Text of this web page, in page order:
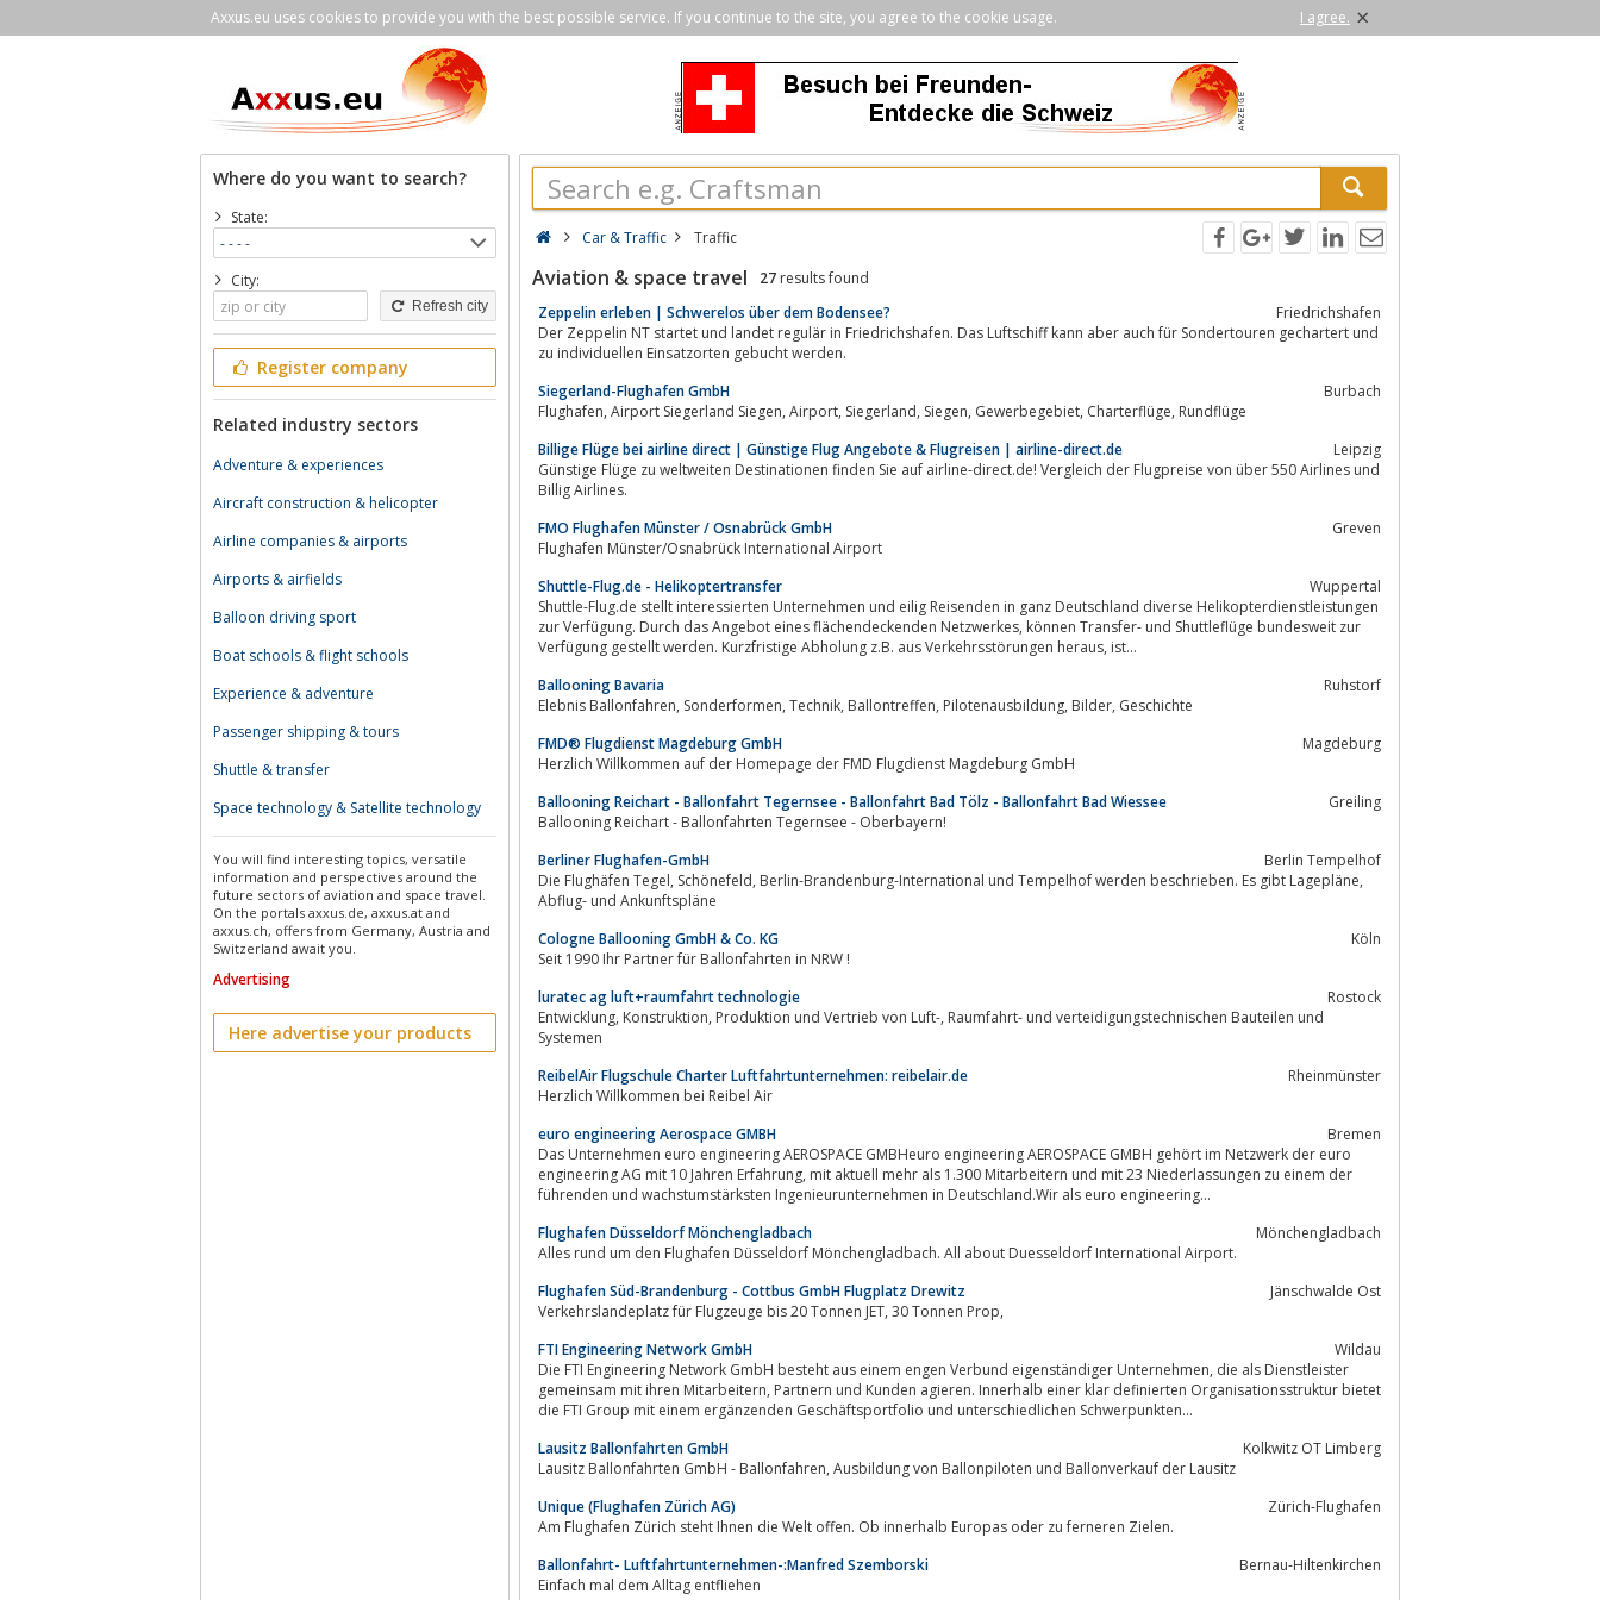
Axxus.eu uses cookies to provide you with the best possible service. If you continue to the site, you agree to the cookie usage. I agree. ×
Where do you want to search?
State:
City:
Refresh city
Register company
Related industry sectors
Adventure & experiences
Aircraft construction & helicopter
Airline companies & airports
Airports & airfields
Balloon driving sport
Boat schools & flight schools
Experience & adventure
Passenger shipping & tours
Shuttle & transfer
Space technology & Satellite technology
You will find interesting topics, versatile
information and perspectives around the
future sectors of aviation and space travel.
On the portals axxus.de, axxus.at and
axxus.ch, offers from Germany, Austria and
Switzerland await you.
Advertising
Here advertise your products
Car & Traffic Traffic
Aviation & space travel 27 results found
Zeppelin erleben | Schwerelos über dem Bodensee?
Friedrichshafen
Der Zeppelin NT startet und landet regulär in Friedrichshafen. Das Luftschiff kann aber auch für Sondertouren gechartert und
zu individuellen Einsatzorten gebucht werden.
Siegerland-Flughafen GmbH
Burbach
Flughafen, Airport Siegerland Siegen, Airport, Siegerland, Siegen, Gewerbegebiet, Charterflüge, Rundflüge
Billige Flüge bei airline direct | Günstige Flug Angebote & Flugreisen | airline-direct.de
Leipzig
Günstige Flüge zu weltweiten Destinationen finden Sie auf airline-direct.de! Vergleich der Flugpreise von über 550 Airlines und
Billig Airlines.
FMO Flughafen Münster / Osnabrück GmbH
Greven
Flughafen Münster/Osnabrück International Airport
Shuttle-Flug.de - Helikoptertransfer
Wuppertal
Shuttle-Flug.de stellt interessierten Unternehmen und eilig Reisenden in ganz Deutschland diverse Helikopterdienstleistungen
zur Verfügung. Durch das Angebot eines flächendeckenden Netzwerkes, können Transfer- und Shuttleflüge bundesweit zur
Verfügung gestellt werden. Kurzfristige Abholung z.B. aus Verkehrsstörungen heraus, ist...
Ballooning Bavaria
Ruhstorf
Elebnis Ballonfahren, Sonderformen, Technik, Ballontreffen, Pilotenausbildung, Bilder, Geschichte
FMD® Flugdienst Magdeburg GmbH
Magdeburg
Herzlich Willkommen auf der Homepage der FMD Flugdienst Magdeburg GmbH
Ballooning Reichart - Ballonfahrt Tegernsee - Ballonfahrt Bad Tölz - Ballonfahrt Bad Wiessee
Greiling
Ballooning Reichart - Ballonfahrten Tegernsee - Oberbayern!
Berliner Flughafen-GmbH
Berlin Tempelhof
Die Flughäfen Tegel, Schönefeld, Berlin-Brandenburg-International und Tempelhof werden beschrieben. Es gibt Lagepläne,
Abflug- und Ankunftspläne
Cologne Ballooning GmbH & Co. KG
Köln
Seit 1990 Ihr Partner für Ballonfahrten in NRW !
luratec ag luft+raumfahrt technologie
Rostock
Entwicklung, Konstruktion, Produktion und Vertrieb von Luft-, Raumfahrt- und verteidigungstechnischen Bauteilen und
Systemen
ReibelAir Flugschule Charter Luftfahrtunternehmen: reibelair.de
Rheinmünster
Herzlich Willkommen bei Reibel Air
euro engineering Aerospace GMBH
Bremen
Das Unternehmen euro engineering AEROSPACE GMBHeuro engineering AEROSPACE GMBH gehört im Netzwerk der euro
engineering AG mit 10 Jahren Erfahrung, mit aktuell mehr als 1.300 Mitarbeitern und mit 23 Niederlassungen zu einem der
führenden und wachstumstärksten Ingenieurunternehmen in Deutschland.Wir als euro engineering...
Flughafen Düsseldorf Mönchengladbach
Mönchengladbach
Alles rund um den Flughafen Düsseldorf Mönchengladbach. All about Duesseldorf International Airport.
Flughafen Süd-Brandenburg - Cottbus GmbH Flugplatz Drewitz
Jänschwalde Ost
Verkehrslandeplatz für Flugzeuge bis 20 Tonnen JET, 30 Tonnen Prop,
FTI Engineering Network GmbH
Wildau
Die FTI Engineering Network GmbH besteht aus einem engen Verbund eigenständiger Unternehmen, die als Dienstleister
gemeinsam mit ihren Mitarbeitern, Partnern und Kunden agieren. Innerhalb einer klar definierten Organisationsstruktur bietet
die FTI Group mit einem ergänzenden Geschäftsportfolio und unterschiedlichen Schwerpunkten...
Lausitz Ballonfahrten GmbH
Kolkwitz OT Limberg
Lausitz Ballonfahrten GmbH - Ballonfahren, Ausbildung von Ballonpiloten und Ballonverkauf der Lausitz
Unique (Flughafen Zürich AG)
Zürich-Flughafen
Am Flughafen Zürich steht Ihnen die Welt offen. Ob innerhalb Europas oder zu ferneren Zielen.
Ballonfahrt- Luftfahrtunternehmen-:Manfred Szemborski
Bernau-Hiltenkirchen
Einfach mal dem Alltag entfliehen